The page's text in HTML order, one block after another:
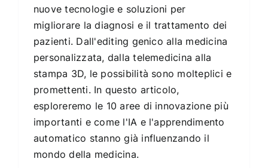
nuove tecnologie e soluzioni per
migliorare la diagnosi e il trattamento dei
pazienti. Dall'editing genico alla medicina
personalizzata, dalla telemedicina alla
stampa 3D, le possibilità sono molteplici e
promettenti. In questo articolo,
esploreremo le 10 aree di innovazione più
importanti e come l'IA e l'apprendimento
automatico stanno già influenzando il
mondo della medicina.